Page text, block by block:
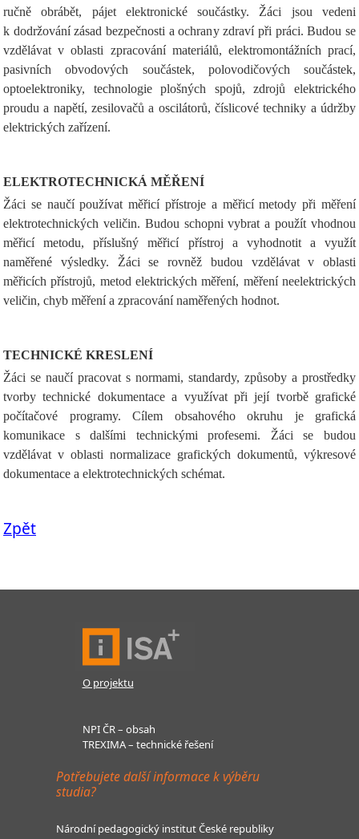
ručně obrábět, pájet elektronické součástky. Žáci jsou vedeni
k dodržování zásad bezpečnosti a ochrany zdraví při práci. Budou se
vzdělávat v oblasti zpracování materiálů, elektromontážních prací,
pasivních obvodových součástek, polovodičových součástek,
optoelektroniky, technologie plošných spojů, zdrojů elektrického
proudu a napětí, zesilovačů a oscilátorů, číslicové techniky a údržby
elektrických zařízení.
ELEKTROTECHNICKÁ MĚŘENÍ
Žáci se naučí používat měřicí přístroje a měřicí metody při měření
elektrotechnických veličin. Budou schopni vybrat a použít vhodnou
měřicí metodu, příslušný měřicí přístroj a vyhodnotit a využít
naměřené výsledky. Žáci se rovněž budou vzdělávat v oblasti
měřicích přístrojů, metod elektrických měření, měření neelektrických
veličin, chyb měření a zpracování naměřených hodnot.
TECHNICKÉ KRESLENÍ
Žáci se naučí pracovat s normami, standardy, způsoby a prostředky
tvorby technické dokumentace a využívat při její tvorbě grafické
počítačové programy. Cílem obsahového okruhu je grafická
komunikace s dalšími technickými profesemi. Žáci se budou
vzdělávat v oblasti normalizace grafických dokumentů, výkresové
dokumentace a elektrotechnických schémat.
Zpět
O projektu
NPI ČR – obsah
TREXIMA – technické řešení
Potřebujete další informace k výběru
studia?
Národní pedagogický institut České republiky